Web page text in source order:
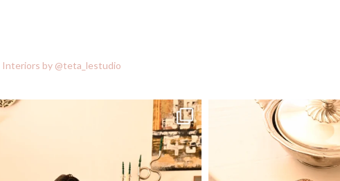
Interiors by @teta_lestudio